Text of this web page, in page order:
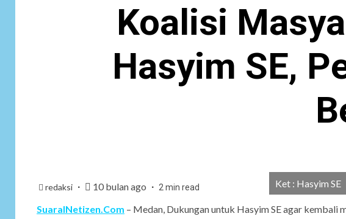
Koalisi
Hasyim SE,
redaksi 10 bulan ago 2 min read Ket : Hasyim SE
SuaraINetizen.Com – Medan, Dukungan untuk Hasyim SE agar